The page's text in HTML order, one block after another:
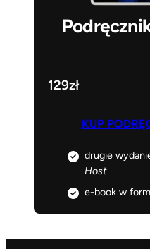
129zł
KUP
drugie
Host
e-book w